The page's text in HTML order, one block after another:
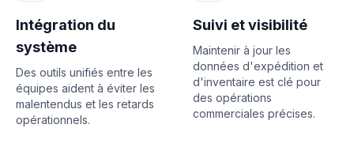
Intégration du
système
Des outils unifiés entre les
équipes aident à éviter les
malentendus et les retards
opérationnels.
Suivi et visibilité
Maintenir à jour les
données d'expédition et
d'inventaire est clé pour
des opérations
commerciales précises.